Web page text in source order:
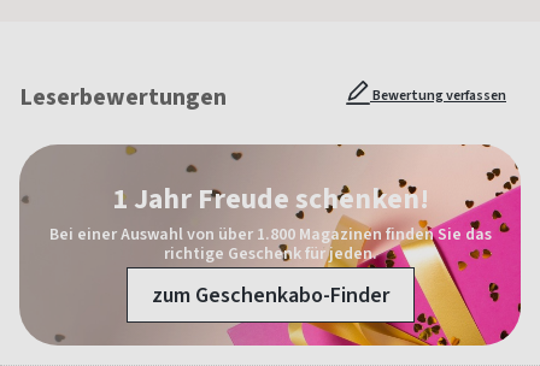
Leserbewertungen Bewertung verfassen
1 Jahr Freude schenken!
Bei einer Auswahl von über 1.800 Magazinen finden Sie das
richtige Geschenk für jeden.
zum Geschenkabo-Finder